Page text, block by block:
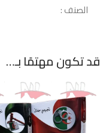
الصنف :
قد تكون مهتمًا بـ…